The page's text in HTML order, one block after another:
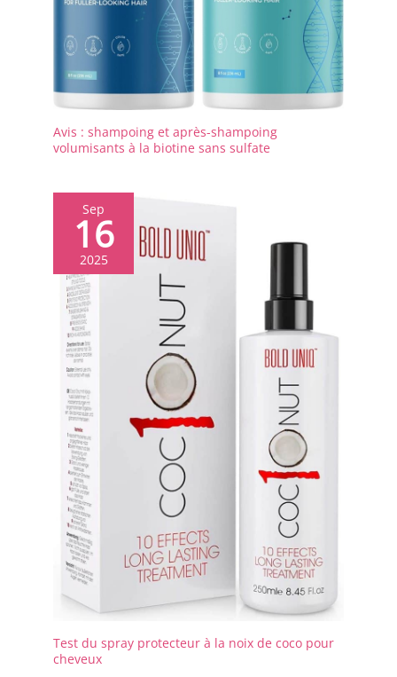
Avis : shampoing et après-shampoing
volumisants à la biotine sans sulfate
Sep
16
2025
Test du spray protecteur à la noix de coco pour
cheveux